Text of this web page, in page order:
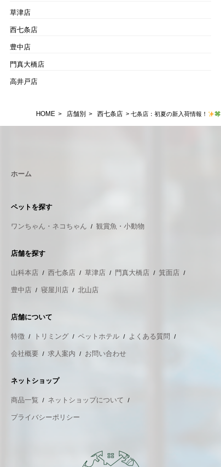
草津店
西七条店
豊中店
門真大橋店
高井戸店
HOME > 店舗別 > 西七条店 > 七条店：初夏の新入荷情報！
ホーム
ペットを探す
ワンちゃん・ネコちゃん 観賞魚・小動物
店舗を探す
山科本店 西七条店 草津店 門真大橋店 箕面店
豊中店 寝屋川店 北山店
店舗について
特徴 トリミング ペットホテル よくある質問
会社概要 求人案内 お問い合わせ
ネットショップ
商品一覧 ネットショップについて
プライバシーポリシー